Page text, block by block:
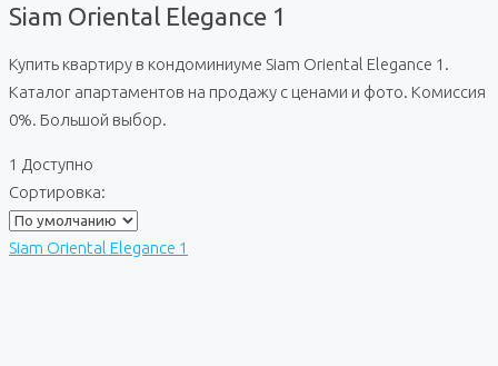
Siam Oriental Elegance 1
Купить квартиру в кондоминиуме Siam Oriental Elegance 1.
Каталог апартаментов на продажу с ценами и фото. Комиссия
0%. Большой выбор.
1 Доступно
Сортировка:
Siam Oriental Elegance 1